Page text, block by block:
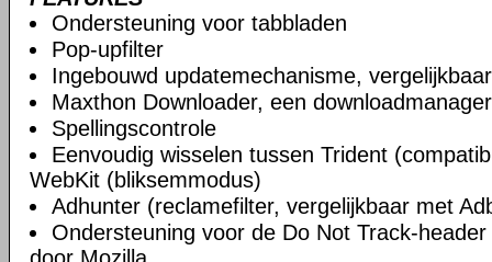
Ondersteuning voor tabbladen
Pop-upfilter
Ingebouwd updatemechanisme,
Maxthon Downloader, een downloadmanager
Spellingscontrole
Eenvoudig wisselen tussen Trident
WebKit (bliksemmodus)
Adhunter (reclamefilter, vergelijkbaar met
Ondersteuning voor de Do Not Track-